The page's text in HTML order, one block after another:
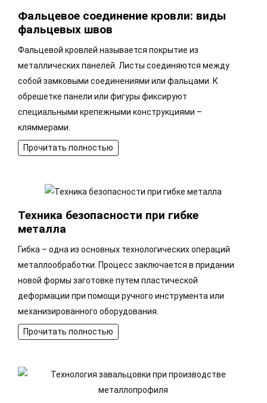
Фальцевое соединение кровли: виды
фальцевых швов
Фальцевой кровлей называется покрытие из
металлических панелей. Листы соединяются между
собой замковыми соединениями или фальцами. К
обрешетке панели или фигуры фиксируют
специальными крепежными конструкциями –
кляммерами.
Прочитать полностью
Техника безопасности при гибке
металла
Гибка – одна из основных технологических операций
металлообработки. Процесс заключается в придании
новой формы заготовке путем пластической
деформации при помощи ручного инструмента или
механизированного оборудования.
Прочитать полностью